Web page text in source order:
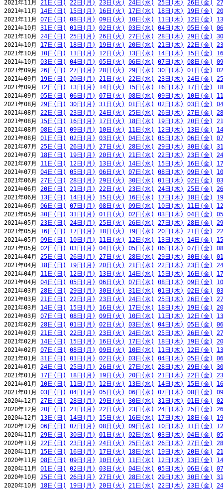
2021年11月 21日(日) 22日(月) 23日(火) 24日(水) 25日(木) 26日(金)
2021年11月 14日(日) 15日(月) 16日(火) 17日(水) 18日(木) 19日(金)
2021年11月 07日(日) 08日(月) 09日(火) 10日(水) 11日(木) 12日(金)
2021年10月 31日(日) 01日(月) 02日(火) 03日(水) 04日(木) 05日(金)
2021年10月 24日(日) 25日(月) 26日(火) 27日(水) 28日(木) 29日(金)
2021年10月 17日(日) 18日(月) 19日(火) 20日(水) 21日(木) 22日(金)
2021年10月 10日(日) 11日(月) 12日(火) 13日(水) 14日(木) 15日(金)
2021年10月 03日(日) 04日(月) 05日(火) 06日(水) 07日(木) 08日(金)
2021年09月 26日(日) 27日(月) 28日(火) 29日(水) 30日(木) 01日(金)
2021年09月 19日(日) 20日(月) 21日(火) 22日(水) 23日(木) 24日(金)
2021年09月 12日(日) 13日(月) 14日(火) 15日(水) 16日(木) 17日(金)
2021年09月 05日(日) 06日(月) 07日(火) 08日(水) 09日(木) 10日(金)
2021年08月 29日(日) 30日(月) 31日(火) 01日(水) 02日(木) 03日(金)
2021年08月 22日(日) 23日(月) 24日(火) 25日(水) 26日(木) 27日(金)
2021年08月 15日(日) 16日(月) 17日(火) 18日(水) 19日(木) 20日(金)
2021年08月 08日(日) 09日(月) 10日(火) 11日(水) 12日(木) 13日(金)
2021年08月 01日(日) 02日(月) 03日(火) 04日(水) 05日(木) 06日(金)
2021年07月 25日(日) 26日(月) 27日(火) 28日(水) 29日(木) 30日(金)
2021年07月 18日(日) 19日(月) 20日(火) 21日(水) 22日(木) 23日(金)
2021年07月 11日(日) 12日(月) 13日(火) 14日(水) 15日(木) 16日(金)
2021年07月 04日(日) 05日(月) 06日(火) 07日(水) 08日(木) 09日(金)
2021年06月 27日(日) 28日(月) 29日(火) 30日(水) 01日(木) 02日(金)
2021年06月 20日(日) 21日(月) 22日(火) 23日(水) 24日(木) 25日(金)
2021年06月 13日(日) 14日(月) 15日(火) 16日(水) 17日(木) 18日(金)
2021年06月 06日(日) 07日(月) 08日(火) 09日(水) 10日(木) 11日(金)
2021年05月 30日(日) 31日(月) 01日(火) 02日(水) 03日(木) 04日(金)
2021年05月 23日(日) 24日(月) 25日(火) 26日(水) 27日(木) 28日(金)
2021年05月 16日(日) 17日(月) 18日(火) 19日(水) 20日(木) 21日(金)
2021年05月 09日(日) 10日(月) 11日(火) 12日(水) 13日(木) 14日(金)
2021年05月 02日(日) 03日(月) 04日(火) 05日(水) 06日(木) 07日(金)
2021年04月 25日(日) 26日(月) 27日(火) 28日(水) 29日(木) 30日(金)
2021年04月 18日(日) 19日(月) 20日(火) 21日(水) 22日(木) 23日(金)
2021年04月 11日(日) 12日(月) 13日(火) 14日(水) 15日(木) 16日(金)
2021年04月 04日(日) 05日(月) 06日(火) 07日(水) 08日(木) 09日(金)
2021年03月 28日(日) 29日(月) 30日(火) 31日(水) 01日(木) 02日(金)
2021年03月 21日(日) 22日(月) 23日(火) 24日(水) 25日(木) 26日(金)
2021年03月 14日(日) 15日(月) 16日(火) 17日(水) 18日(木) 19日(金)
2021年03月 07日(日) 08日(月) 09日(火) 10日(水) 11日(木) 12日(金)
2021年02月 28日(日) 01日(月) 02日(火) 03日(水) 04日(木) 05日(金)
2021年02月 21日(日) 22日(月) 23日(火) 24日(水) 25日(木) 26日(金)
2021年02月 14日(日) 15日(月) 16日(火) 17日(水) 18日(木) 19日(金)
2021年02月 07日(日) 08日(月) 09日(火) 10日(水) 11日(木) 12日(金)
2021年01月 31日(日) 01日(月) 02日(火) 03日(水) 04日(木) 05日(金)
2021年01月 24日(日) 25日(月) 26日(火) 27日(水) 28日(木) 29日(金)
2021年01月 17日(日) 18日(月) 19日(火) 20日(水) 21日(木) 22日(金)
2021年01月 10日(日) 11日(月) 12日(火) 13日(水) 14日(木) 15日(金)
2021年01月 03日(日) 04日(月) 05日(火) 06日(水) 07日(木) 08日(金)
2020年12月 27日(日) 28日(月) 29日(火) 30日(水) 31日(木) 01日(金)
2020年12月 20日(日) 21日(月) 22日(火) 23日(水) 24日(木) 25日(金)
2020年12月 13日(日) 14日(月) 15日(火) 16日(水) 17日(木) 18日(金)
2020年12月 06日(日) 07日(月) 08日(火) 09日(水) 10日(木) 11日(金)
2020年11月 29日(日) 30日(月) 01日(火) 02日(水) 03日(木) 04日(金)
2020年11月 22日(日) 23日(月) 24日(火) 25日(水) 26日(木) 27日(金)
2020年11月 15日(日) 16日(月) 17日(火) 18日(水) 19日(木) 20日(金)
2020年11月 08日(日) 09日(月) 10日(火) 11日(水) 12日(木) 13日(金)
2020年11月 01日(日) 02日(月) 03日(火) 04日(水) 05日(木) 06日(金)
2020年10月 25日(日) 26日(月) 27日(火) 28日(水) 29日(木) 30日(金)
2020年10月 18日(日) 19日(月) 20日(火) 21日(水) 22日(木) 23日(金)